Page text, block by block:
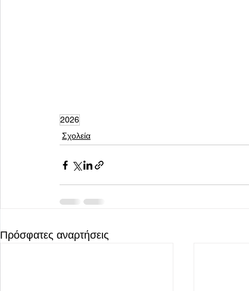
2026
Σχολεία
Πρόσφατες αναρτήσεις